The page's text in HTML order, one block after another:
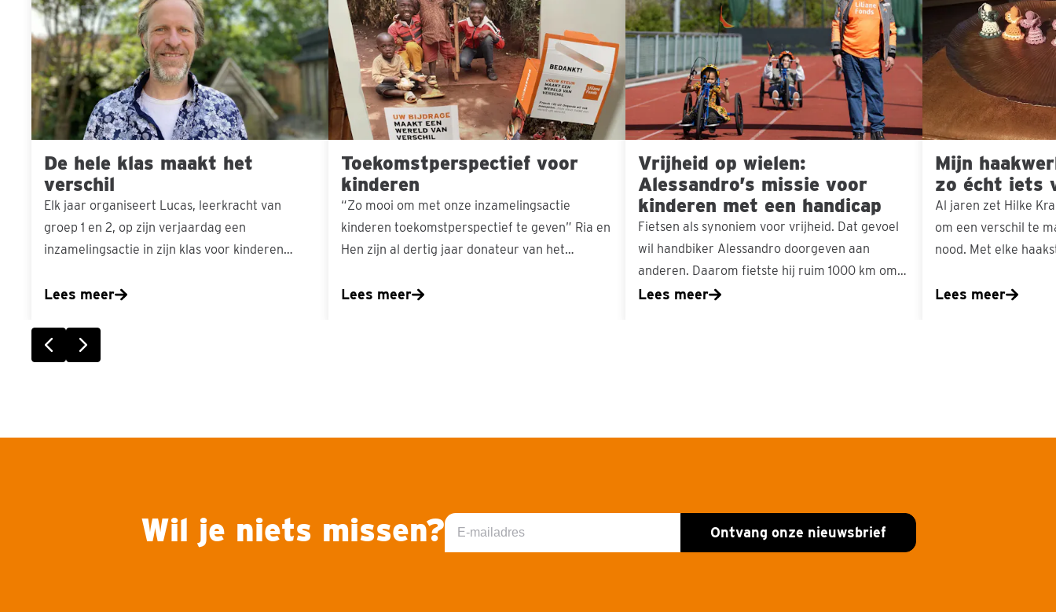
De hele klas maakt het
verschil
Elk jaar organiseert Lucas, leerkracht van
groep 1 en 2, op zijn verjaardag een
inzamelingsactie in zijn klas voor kinderen…
Lees meer
klas
maakt
het
verschil
Toekomstperspectief voor
kinderen
“Zo mooi om met onze inzamelingsactie
kinderen toekomstperspectief te geven” Ria en
Hen zijn al dertig jaar donateur van het…
Lees meer
kinderen
Vrijheid op wielen:
Alessandro’s missie voor
kinderen met een handicap
Fietsen als synoniem voor vrijheid. Dat gevoel
wil handbiker Alessandro doorgeven aan
anderen. Daarom fietste hij ruim 1000 km om…
Lees meer
wielen:
Alessandro’s
missie
voor
kinderen
met
een
handicap
Mijn
zo écht iets
Al jaren zet Hilke
om een verschil te
nood. Met elke
Lees meer
betekenen
zo
écht
iets
voor
anderen
Vorige slideVolgende slide
Wil je niets missen?E-
mailadres
Ontvang onze nieuwsbrief